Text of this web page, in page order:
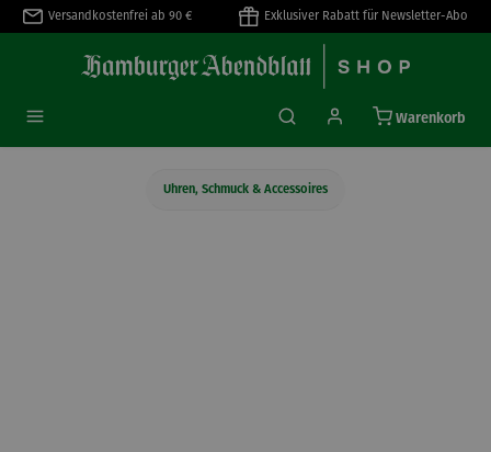
springen
Versandkostenfrei ab 90 € Exklusiver Rabatt für Newsletter-Abo
Warenkorb
Uhren, Schmuck & Accessoires